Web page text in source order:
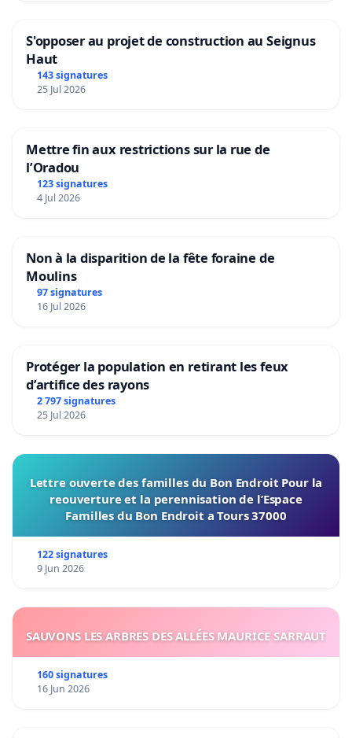
S'opposer au projet de construction au Seignus
Haut
143 signatures
25 Jul 2026
Mettre fin aux restrictions sur la rue de
l’Oradou
123 signatures
4 Jul 2026
Non à la disparition de la fête foraine de
Moulins
97 signatures
16 Jul 2026
Protéger la population en retirant les feux
d’artifice des rayons
2 797 signatures
25 Jul 2026
Lettre ouverte des familles du Bon Endroit Pour la
reouverture et la perennisation de l’Espace
Familles du Bon Endroit a Tours 37000
122 signatures
9 Jun 2026
SAUVONS LES ARBRES DES ALLÉES MAURICE SARRAUT
160 signatures
16 Jun 2026